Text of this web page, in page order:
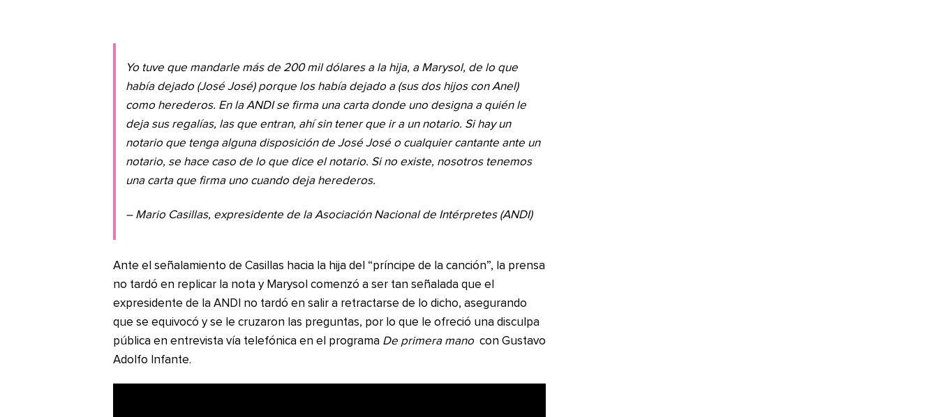
Yo tuve que mandarle más de 200 mil dólares a la hija, a Marysol, de lo que
había dejado (José José) porque los había dejado a (sus dos hijos con Anel)
como herederos. En la ANDI se firma una carta donde uno designa a quién le
deja sus regalías, las que entran, ahí sin tener que ir a un notario. Si hay un
notario que tenga alguna disposición de José José o cualquier cantante ante un
notario, se hace caso de lo que dice el notario. Si no existe, nosotros tenemos
una carta que firma uno cuando deja herederos.
– Mario Casillas, expresidente de la Asociación Nacional de Intérpretes (ANDI)
Ante el señalamiento de Casillas hacia la hija del “príncipe de la canción”, la prensa
no tardó en replicar la nota y Marysol comenzó a ser tan señalada que el
expresidente de la ANDI no tardó en salir a retractarse de lo dicho, asegurando
que se equivocó y se le cruzaron las preguntas, por lo que le ofreció una disculpa
pública en entrevista vía telefónica en el programa De primera mano con Gustavo
Adolfo Infante.